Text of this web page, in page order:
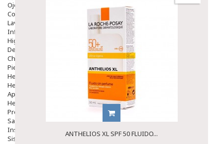
Ojos Y Oidos
Congestión
Lavado Ojos
Inflamación Del Oido (otitis)
Higiene Oido
Deshabituación Tabaquismo
Chicles
Piel
Herpes Y Hongos
Heridas Y úlceras
Aparato Genital
Hemorroides
Protectores Y Emolientes
Salud
Insomnio
Sistema Nervioso
ANTHELIOS XL SPF 50 FLUIDO...